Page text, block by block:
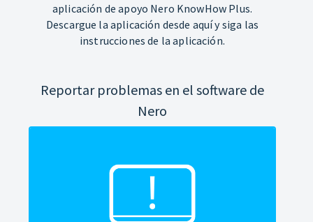
aplicación de apoyo Nero KnowHow Plus.
Descargue la aplicación desde aquí y siga las
instrucciones de la aplicación.
Reportar problemas en el software de
Nero